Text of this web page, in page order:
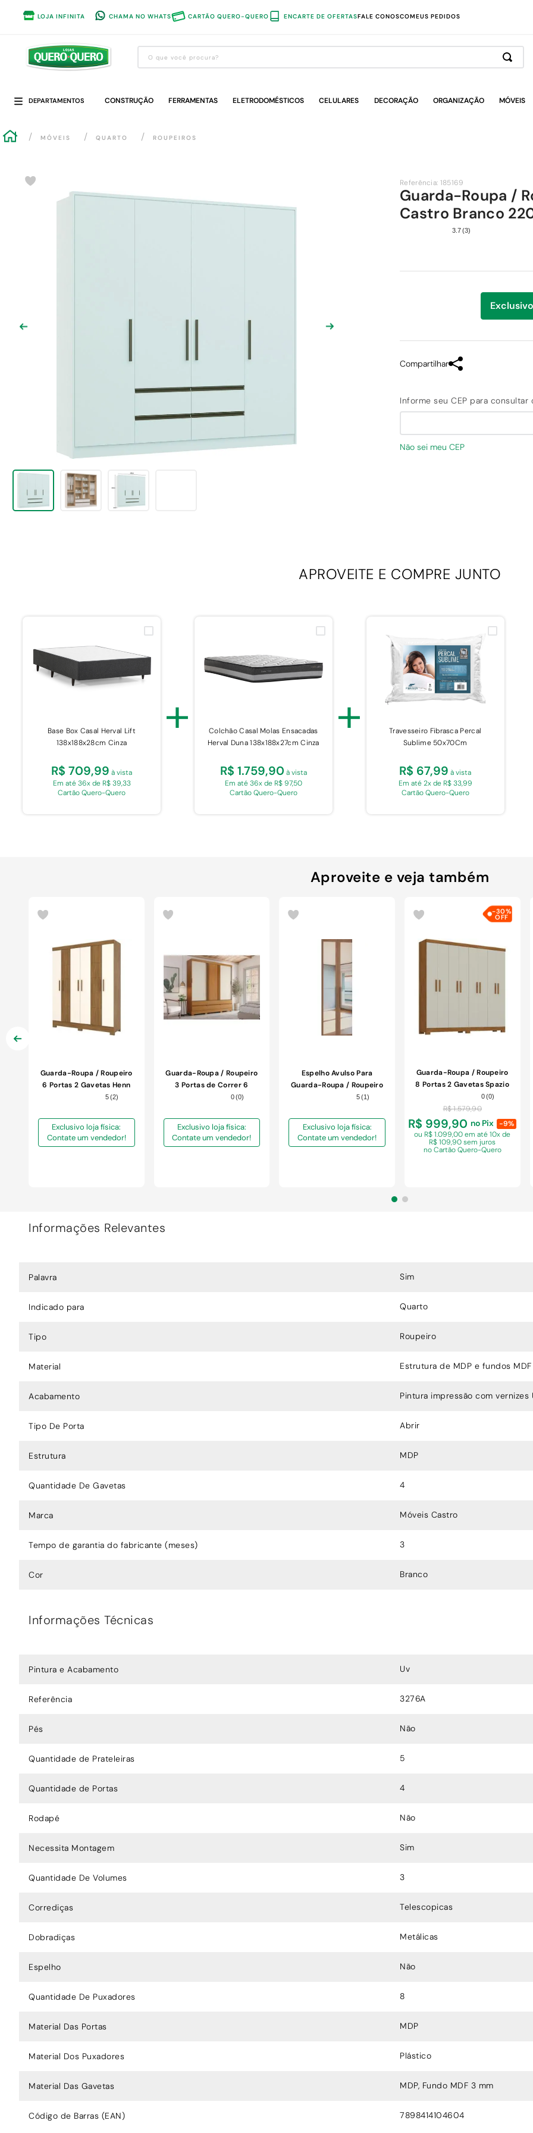
LOJA INFINITA CHAMA NO WHATS CARTÃO QUERO-QUERO ENCARTE DE OFERTASFALE CONOSCOMEUS PEDIDOS
O que você procura?
DEPARTAMENTOS CONSTRUÇÃO FERRAMENTAS ELETRODOMÉSTICOS CELULARES DECORAÇÃO ORGANIZAÇÃO MÓVEIS
MÓVEIS QUARTO ROUPEIROS
Referência: 185169
Guarda-Roupa /
Castro Branco
3.7(3)
Compartilhar
Não sei meu CEP
APROVEITE E COMPRE JUNTO
Base Box Casal Herval Lift
138x188x28cm Cinza
R$ 709,99 à vista
Em até 36x de R$ 39,33
Cartão Quero-Quero
+
Colchão Casal Molas Ensacadas
Herval Duna 138x188x27cm Cinza
R$ 1.759,90 à vista
Em até 36x de R$ 97,50
Cartão Quero-Quero
+
Travesseiro Fibrasca Percal
Sublime 50x70Cm
R$ 67,99 à vista
Em até 2x de R$ 33,99
Cartão Quero-Quero
Aproveite e veja também
Guarda-Roupa / Roupeiro
6 Portas 2 Gavetas Henn
Nature e Off White 159cm
5(2)
Exclusivo loja física:
Contate um vendedor!
Guarda-Roupa / Roupeiro
3 Portas de Correr 6
Gavetas Henn B386-226
Avelã 200cm
0(0)
Exclusivo loja física:
Contate um vendedor!
Espelho Avulso Para
Guarda-Roupa / Roupeiro
Castro Nova York 4
5 (1 )
Exclusivo loja física:
Contate um vendedor!
-30%
Guarda-Roupa / Roupeiro
8 Portas 2 Gavetas Spazio
2443QR-601 Nogueira
Madeirado/Natura Off
White 208cm
0(0)
R$ 1.579,90
R$ 999,90 no Pix
-9%
ou R$ 1.099,00 ematé 10x de
R$ 109,90 sem juros
no Cartão Quero-Quero
Informações Relevantes
Palavra Sim
Indicado para Quarto
Tipo Roupeiro
Material Estrutura de MDP e fundos
Acabamento Pintura impressão com vernizes
Tipo De Porta Abrir
Estrutura MDP
Quantidade De Gavetas 4
Marca Móveis Castro
Tempo de garantia do fabricante (meses) 3
Cor Branco
Informações Técnicas
Pintura e Acabamento Uv
Referência 3276A
Pés Não
Quantidade de Prateleiras 5
Quantidade de Portas 4
Rodapé Não
Necessita Montagem Sim
Quantidade De Volumes 3
Corrediças Telescopicas
Dobradiças Metálicas
Espelho Não
Quantidade De Puxadores 8
Material Das Portas MDP
Material Dos Puxadores Plástico
Material Das Gavetas MDP, Fundo MDF 3 mm
Código de Barras (EAN) 7898414104604
1º
guarda roupa
º piso cerâmica
iphone